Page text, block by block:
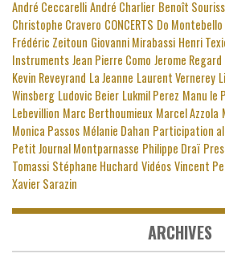
André CeccarelliAndré Charlier Benoît
Christophe Cravero CONCERTS Do Montebello
Frédéric Zeitoun Giovanni Mirabassi Henri
InstrumentsJean Pierre Como Jerome Regard
Kevin Reveyrand La Jeanne Laurent Vernerey
Winsberg Ludovic Beier Lukmil Perez Manu le
Lebevillion Marc Berthoumieux Marcel Azzola
Monica Passos Mélanie Dahan Participation
Petit Journal Montparnasse Philippe Draï
Tomassi Stéphane Huchard VidéosVincent
Xavier Sarazin
ARCHIVES